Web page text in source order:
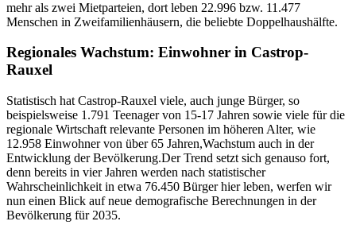
mehr als zwei Mietparteien, dort leben 22.996 bzw. 11.477
Menschen in Zweifamilienhäusern, die beliebte Doppelhaushälfte.
Regionales Wachstum: Einwohner in Castrop-
Rauxel
Statistisch hat Castrop-Rauxel viele, auch junge Bürger, so
beispielsweise 1.791 Teenager von 15-17 Jahren sowie viele für die
regionale Wirtschaft relevante Personen im höheren Alter, wie
12.958 Einwohner von über 65 Jahren,Wachstum auch in der
Entwicklung der Bevölkerung.Der Trend setzt sich genauso fort,
denn bereits in vier Jahren werden nach statistischer
Wahrscheinlichkeit in etwa 76.450 Bürger hier leben, werfen wir
nun einen Blick auf neue demografische Berechnungen in der
Bevölkerung für 2035.